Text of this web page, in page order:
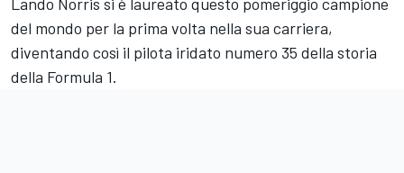
del mondo per la prima volta nella sua carriera,
diventando così il pilota iridato numero 35 della storia
della Formula 1.